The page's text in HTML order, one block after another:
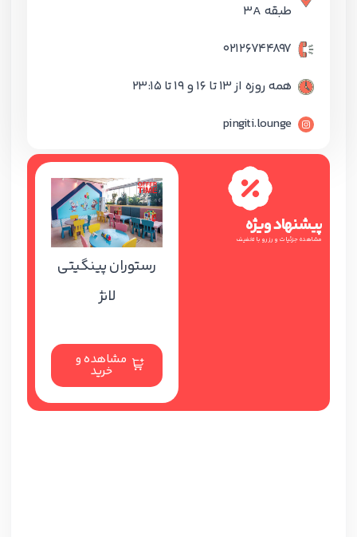
طبقه 3A
02126744897
همه روزه از 13 تا 16 و 19 تا 23:15
pingiti.lounge
پیشنهاد ویژه
مشاهده جزئیات و رزرو با تخفیف
رستوران پینگیتی
لانژ
مشاهده و
خرید